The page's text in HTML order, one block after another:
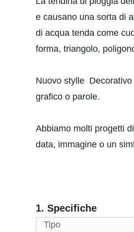
e causano una sorta di
di acqua tenda come
forma, triangolo,
Nuovo stylle
grafico o parole.
Abbiamo molti progetti
data, immagine o un
1. Specifiche
Tipo